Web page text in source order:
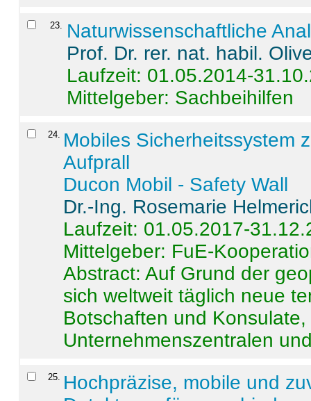
23. Naturwissenschaftliche
Prof. Dr. rer. nat. habil.
Laufzeit: 01.05.2014-
Mittelgeber: Sachbeihilfen
24. Mobiles Sicherheitssystem
Aufprall
Ducon Mobil - Safety Wall
Dr.-Ing. Rosemarie
Laufzeit: 01.05.2017-
Mittelgeber: FuE-
Abstract:Auf Grund der
sich weltweit täglich neue
Botschaften und
Unternehmenszentralen
25. Hochpräzise, mobile und